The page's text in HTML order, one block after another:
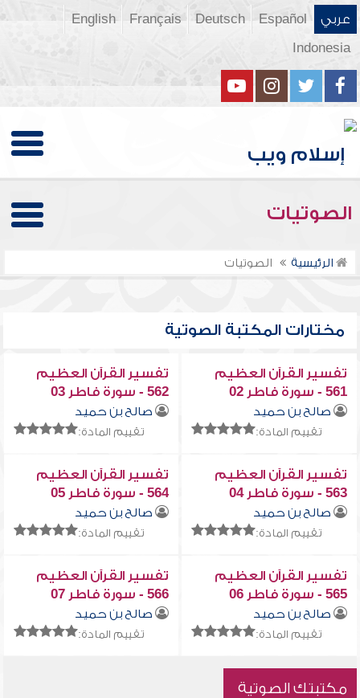
عربي Español
Deutsch
Français
English
Indonesia
الصوتيات
الرئيسية الصوتيات
مختارات المكتبة الصوتية
تفسير القرآن العظيم
561 - سورة فاطر 02
صالح بن حميد
تقييم المادة:
تفسير القرآن العظيم
562 - سورة فاطر 03
صالح بن حميد
تقييم المادة:
تفسير القرآن العظيم
563 - سورة فاطر 04
صالح بن حميد
تقييم المادة:
تفسير القرآن العظيم
564 - سورة فاطر 05
صالح بن حميد
تقييم المادة:
تفسير القرآن العظيم
565 - سورة فاطر 06
صالح بن حميد
تقييم المادة:
تفسير القرآن العظيم
566 - سورة فاطر 07
صالح بن حميد
تقييم المادة:
مكتبتك الصوتية